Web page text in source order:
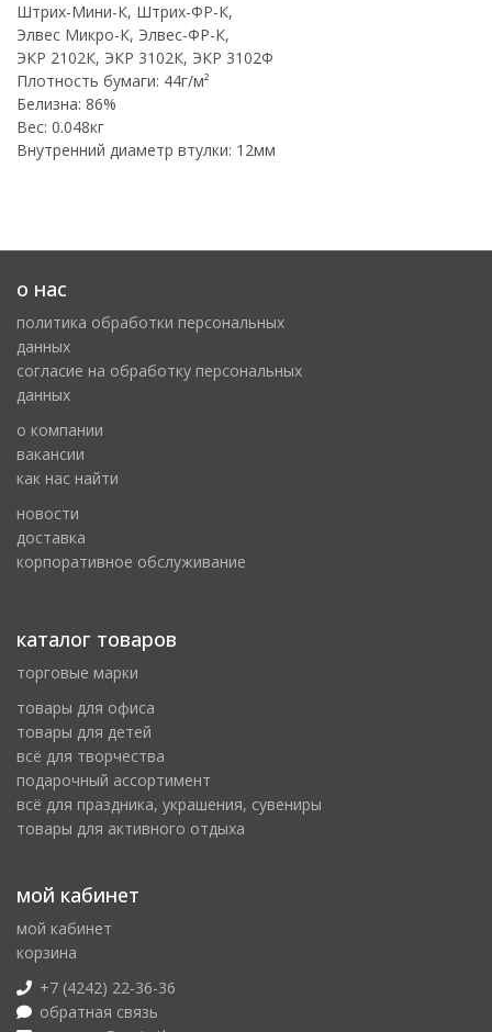
Штрих-Мини-К, Штрих-ФР-К,
Элвес Микро-К, Элвес-ФР-К,
ЭКР 2102К, ЭКР 3102К, ЭКР 3102Ф
Плотность бумаги: 44г/м²
Белизна: 86%
Вес: 0.048кг
Внутренний диаметр втулки: 12мм
о нас
политика обработки персональных
данных
cогласие на обработку персональных
данных
о компании
вакансии
как нас найти
новости
доставка
корпоративное обслуживание
каталог товаров
торговые марки
товары для офиса
товары для детей
всё для творчества
подарочный ассортимент
всё для праздника, украшения, сувениры
товары для активного отдыха
мой кабинет
мой кабинет
корзина
+7 (4242) 22-36-36
обратная связь